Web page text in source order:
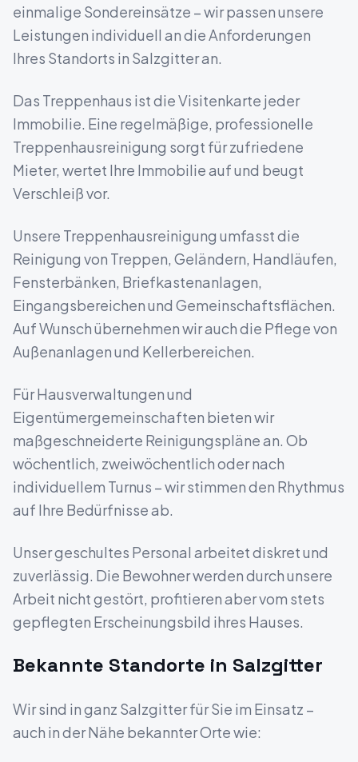
einmalige Sondereinsätze – wir passen unsere
Leistungen individuell an die Anforderungen
Ihres Standorts in Salzgitteran.
Das Treppenhaus ist die Visitenkarte jeder
Immobilie. Eine regelmäßige, professionelle
Treppenhausreinigung sorgt für zufriedene
Mieter, wertet Ihre Immobilie auf und beugt
Verschleiß vor.
Unsere Treppenhausreinigung umfasst die
Reinigung von Treppen, Geländern, Handläufen,
Fensterbänken, Briefkastenanlagen,
Eingangsbereichen und Gemeinschaftsflächen.
Auf Wunsch übernehmen wir auch die Pflege von
Außenanlagen und Kellerbereichen.
Für Hausverwaltungen und
Eigentümergemeinschaften bieten wir
maßgeschneiderte Reinigungspläne an. Ob
wöchentlich, zweiwöchentlich oder nach
individuellem Turnus – wir stimmen den Rhythmus
auf Ihre Bedürfnisse ab.
Unser geschultes Personal arbeitet diskret und
zuverlässig. Die Bewohner werden durch unsere
Arbeit nicht gestört, profitieren aber vom stets
gepflegten Erscheinungsbild ihres Hauses.
Bekannte Standorte in Salzgitter
Wir sind in ganz Salzgitterfür Sie im Einsatz –
auch in der Nähe bekannter Orte wie: